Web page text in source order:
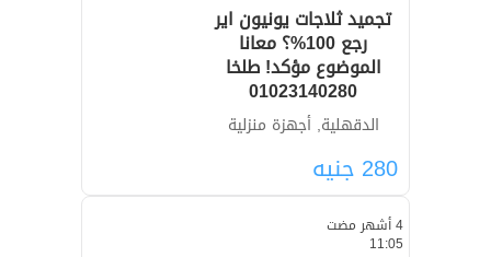
تجميد ثلاجات يونيون اير
رجع 100%؟ معانا
الموضوع مؤكد! طلخا
01023140280
الدقهلية, أجهزة منزلية
280 جنيه
4 أشهر مضت
11:05